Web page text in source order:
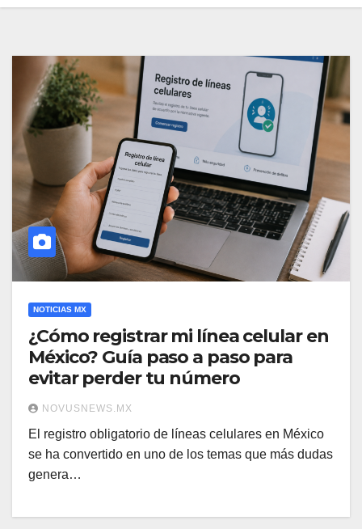
NOTICIAS MX
¿Cómo registrar mi línea celular en
México? Guía paso a paso para
evitar perder tu número
NOVUSNEWS.MX
El registro obligatorio de líneas celulares en México
se ha convertido en uno de los temas que más dudas
genera…